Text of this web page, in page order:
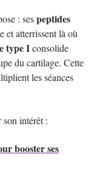
: sespeptides
et atterrissent là où
type Iconsolide
du cartilage. Cette
les séances
intérêt :
booster ses